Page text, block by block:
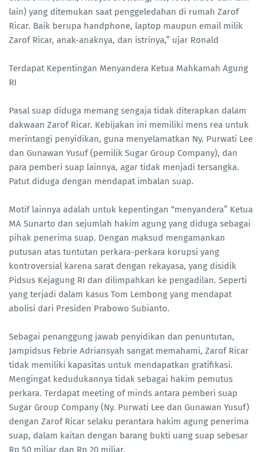
lain) yang ditemukan saat penggeledahan di rumah Zarof
Ricar. Baik berupa handphone, laptop maupun email milik
Zarof Ricar, anak-anaknya, dan istrinya,” ujar Ronald
Terdapat Kepentingan Menyandera Ketua Mahkamah Agung
RI
Pasal suap diduga memang sengaja tidak diterapkan dalam
dakwaan Zarof Ricar. Kebijakan ini memiliki mens rea untuk
merintangi penyidikan, guna menyelamatkan Ny. Purwati Lee
dan Gunawan Yusuf (pemilik Sugar Group Company), dan
para pemberi suap lainnya, agar tidak menjadi tersangka.
Patut diduga dengan mendapat imbalan suap.
Motif lainnya adalah untuk kepentingan “menyandera” Ketua
MA Sunarto dan sejumlah hakim agung yang diduga sebagai
pihak penerima suap. Dengan maksud mengamankan
putusan atas tuntutan perkara-perkara korupsi yang
kontroversial karena sarat dengan rekayasa, yang disidik
Pidsus Kejagung RI dan dilimpahkan ke pengadilan. Seperti
yang terjadi dalam kasus Tom Lembong yang mendapat
abolisi dari Presiden Prabowo Subianto.
Sebagai penanggung jawab penyidikan dan penuntutan,
Jampidsus Febrie Adriansyah sangat memahami, Zarof Ricar
tidak memiliki kapasitas untuk mendapatkan gratifikasi.
Mengingat kedudukannya tidak sebagai hakim pemutus
perkara. Terdapat meeting of minds antara pemberi suap
Sugar Group Company (Ny. Purwati Lee dan Gunawan Yusuf)
dengan Zarof Ricar selaku perantara hakim agung penerima
suap, dalam kaitan dengan barang bukti uang suap sebesar
Rp 50 miliar dan Rp 20 miliar.